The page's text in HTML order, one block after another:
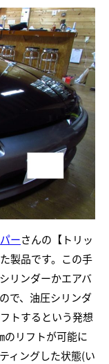
ーさんの【トリッ
製品です。この手
リンダーかエアバ
で、油圧シリンダ
トするという発想
のリフトが可能に
ィングした状態(い